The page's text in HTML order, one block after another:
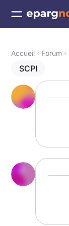
Accueil Forum
SCPI